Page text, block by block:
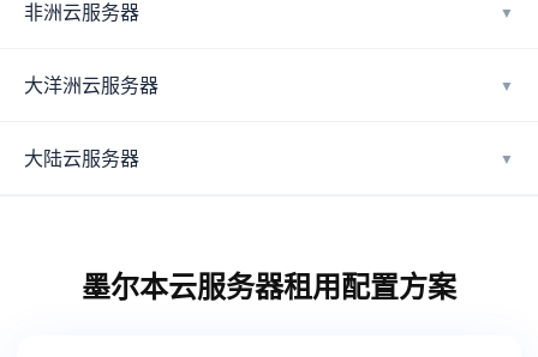
非洲云服务器 ▼
大洋洲云服务器 ▼
大陆云服务器 ▼
墨尔本云服务器租用配置方案